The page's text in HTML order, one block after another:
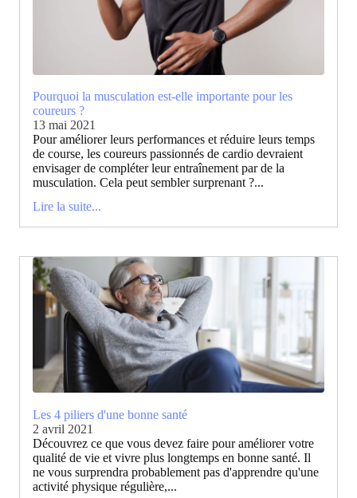
Pourquoi la musculation est-elle importante pour les
coureurs ?
13 mai 2021
Pour améliorer leurs performances et réduire leurs temps
de course, les coureurs passionnés de cardio devraient
envisager de compléter leur entraînement par de la
musculation. Cela peut sembler surprenant ?...
Lire la suite...
Les 4 piliers d'une bonne santé
2 avril 2021
Découvrez ce que vous devez faire pour améliorer votre
qualité de vie et vivre plus longtemps en bonne santé. Il
ne vous surprendra probablement pas d'apprendre qu'une
activité physique régulière,...